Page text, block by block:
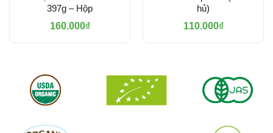
397g – Hộp
160.000₫
hủ)
110.000₫